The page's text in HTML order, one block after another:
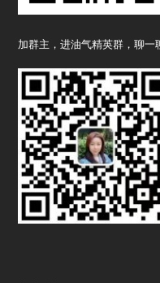
加群主，进油气精英群，聊一